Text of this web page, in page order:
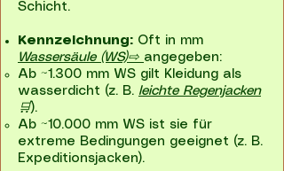
Schicht.
Kennzeichnung: Oft in mm
Wassersäule (WS)⇨ angegeben:
Ab ~1.300 mm WS gilt Kleidung als
wasserdicht (z. B. leichte Regenjacken
🛒).
Ab ~10.000 mm WS ist sie für
extreme Bedingungen geeignet (z. B.
Expeditionsjacken).